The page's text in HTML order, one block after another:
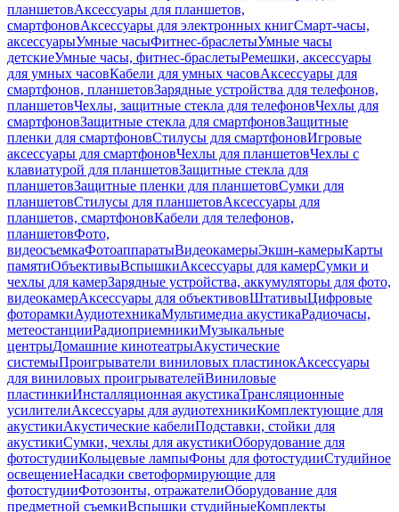
планшетовАксессуары для планшетов,
смартфоновАксессуары для электронных книгСмарт-часы,
аксессуарыУмные часыФитнес-браслетыУмные часы
детскиеУмные часы, фитнес-браслетыРемешки, аксессуары
для умных часовКабели для умных часовАксессуары для
смартфонов, планшетовЗарядные устройства для телефонов,
планшетовЧехлы, защитные стекла для телефоновЧехлы для
смартфоновЗащитные стекла для смартфоновЗащитные
пленки для смартфоновСтилусы для смартфоновИгровые
аксессуары для смартфоновЧехлы для планшетовЧехлы с
клавиатурой для планшетовЗащитные стекла для
планшетовЗащитные пленки для планшетовСумки для
планшетовСтилусы для планшетовАксессуары для
планшетов, смартфоновКабели для телефонов,
планшетовФото,
видеосъемкаФотоаппаратыВидеокамерыЭкшн-камерыКарты
памятиОбъективыВспышкиАксессуары для камерСумки и
чехлы для камерЗарядные устройства, аккумуляторы для фото,
видеокамерАксессуары для объективовШтативыЦифровые
фоторамкиАудиотехникаМультимедиа акустикаРадиочасы,
метеостанцииРадиоприемникиМузыкальные
центрыДомашние кинотеатрыАкустические
системыПроигрыватели виниловых пластинокАксессуары
для виниловых проигрывателейВиниловые
пластинкиИнсталляционная акустикаТрансляционные
усилителиАксессуары для аудиотехникиКомплектующие для
акустикиАкустические кабелиПодставки, стойки для
акустикиСумки, чехлы для акустикиОборудование для
фотостудииКольцевые лампыФоны для фотостудииСтудийное
освещениеНасадки светоформирующие для
фотостудииФотозонты, отражателиОборудование для
предметной съемкиВспышки студийныеКомплекты